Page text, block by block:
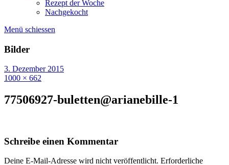
Rezept der Woche
Nachgekocht
Menü schiessen
Bilder
3. Dezember 2015
1000 × 662
77506927-buletten@arianebille-1
Schreibe einen Kommentar
Deine E-Mail-Adresse wird nicht veröffentlicht. Erforderliche